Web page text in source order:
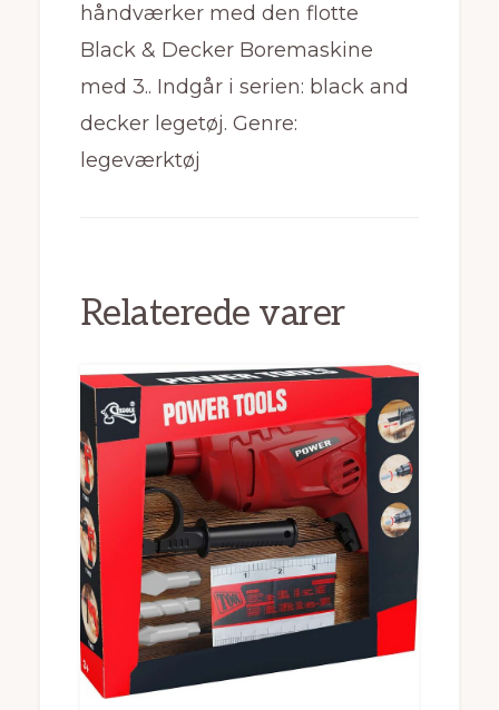
håndværker med den flotte
Black & Decker Boremaskine
med 3.. Indgår i serien: black and
decker legetøj. Genre:
legeværktøj
Relaterede varer